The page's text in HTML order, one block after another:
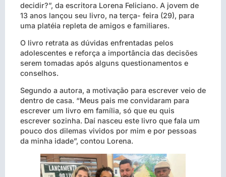
decidir?”, da escritora Lorena Feliciano. A jovem de
13 anos lançou seu livro, na terça- feira (29), para
uma platéia repleta de amigos e familiares.
O livro retrata as dúvidas enfrentadas pelos
adolescentes e reforça a importância das decisões
serem tomadas após alguns questionamentos e
conselhos.
Segundo a autora, a motivação para escrever veio de
dentro de casa. “Meus pais me convidaram para
escrever um livro em família, só que eu quis
escrever sozinha. Daí nasceu este livro que fala um
pouco dos dilemas vividos por mim e por pessoas
da minha idade”, contou Lorena.